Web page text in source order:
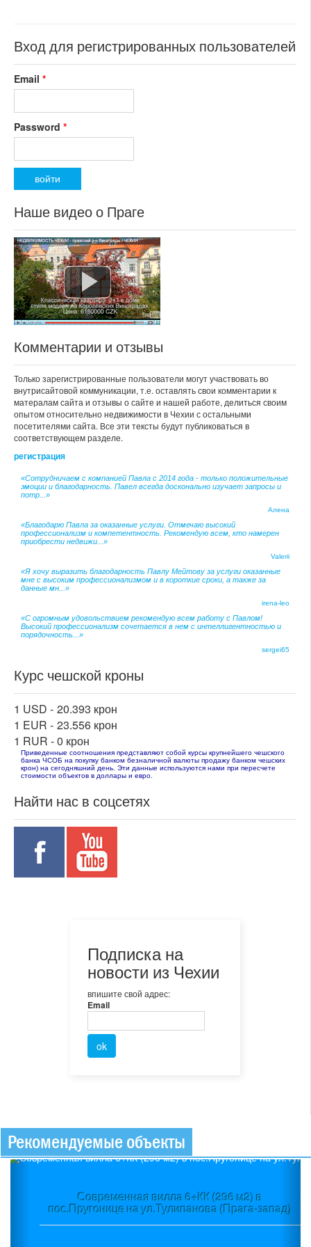
Вход для регистрированных пользователей
Email *
Password *
Наше видео о Праге
Комментарии и отзывы
Только зарегистрированные пользователи могут участвовать во
внутрисайтовой коммуникации, т.е. оставлять свои комментарии к
матералам сайта и отзывы о сайте и нашей работе, делиться своим
опытом относительно недвижимости в Чехии с остальными
посетителями сайта. Все эти тексты будут публиковаться в
соответствующем разделе.
регистрация
«Сотрудничаем с компанией Павла с 2014 года - только положительные
эмоции и благодарность. Павел всегда досконально изучает запросы и
потр...»
Алена
«Благодарю Павла за оказанные услуги. Отмечаю высокий
профессионализм и компетентность. Рекомендую всем, кто намерен
приобрести недвижи...»
Valerii
«Я хочу выразить благодарность Павлу Мейтову за услуги оказанные
мне с высоким профессионализмом и в короткие сроки, а также за
данные мн...»
irena-leo
«С огромным удовольствием рекомендую всем работу с Павлом!
Высокий профессионализм сочетается в нем с интеллигентностью и
порядочность...»
sergei65
Курс чешской кроны
1 USD - 20.393 крон
1 EUR - 23.556 крон
1 RUR -0 крон
Приведенные соотношения представляют собой курсы крупнейшего чешского
банка ЧСОБ на покупку банком безналичной валюты продажу банком чешских
крон) на сегодняшний день. Эти данные используются нами при пересчете
стоимости объектов в доллары и евро.
Найти нас в соцсетях
Подписка на
новости из Чехии
впишите свой адрес:
Email
Рекомендуемые объекты
Современная вилла 6+КК (296 м2) в
пос.Пругонице на ул.Тулипанова (Прага-запад)
Previous